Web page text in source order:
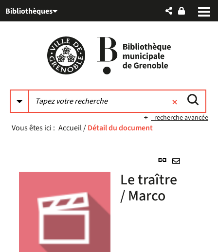
au
auBibliothèques
recherche avancée
Vous êtes ici : Accueil/Détail du document
Lien
(Nouvelle
par
Le traître
/ Marco